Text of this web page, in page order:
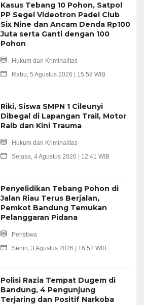
Kasus Tebang 10 Pohon, Satpol
PP Segel Videotron Padel Club
Six Nine dan Ancam Denda Rp100
Juta serta Ganti dengan 100
Pohon
Hukum dan Kriminalitas
Rabu, 5 Agustus 2026 | 15:58 WIB
Riki, Siswa SMPN 1 Cileunyi
Dibegal di Lapangan Trail, Motor
Raib dan Kini Trauma
Hukum dan Kriminalitas
Selasa, 4 Agustus 2026 | 12:41 WIB
Penyelidikan Tebang Pohon di
Jalan Riau Terus Berjalan,
Pemkot Bandung Temukan
Pelanggaran Pidana
Peristiwa
Senin, 3 Agustus 2026 | 16:52 WIB
Polisi Razia Tempat Dugem di
Bandung, 4 Pengunjung
Terjaring dan Positif Narkoba